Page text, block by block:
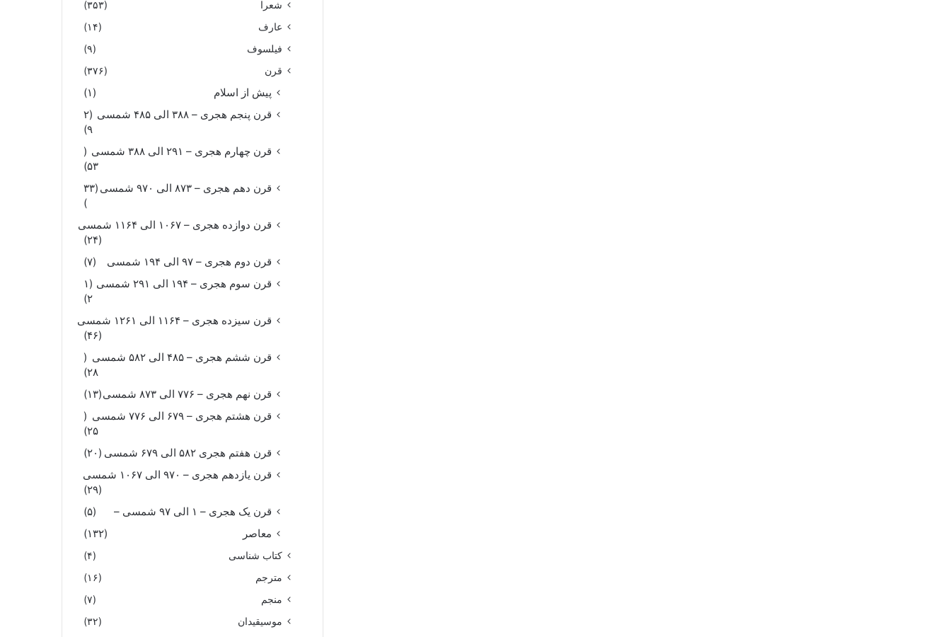
شعرا
(۳۵۳)
عارف
(۱۴)
فیلسوف
(۹)
قرن
(۳۷۶)
پیش از اسلام
(۱)
قرن پنجم هجری – ۳۸۸ الی ۴۸۵ شمسی
(۲
۹)
قرن چهارم هجری – ۲۹۱ الی ۳۸۸ شمسی
(
۵۳)
قرن دهم هجری – ۸۷۳ الی ۹۷۰ شمسی
(۳۳
)
قرن دوازده هجری – ۱۰۶۷ الی ۱۱۶۴ شمسی
(۲۴)
قرن دوم هجری – ۹۷ الی ۱۹۴ شمسی
(۷)
قرن سوم هجری – ۱۹۴ الی ۲۹۱ شمسی
(۱
۲)
قرن سیزده هجری – ۱۱۶۴ الی ۱۲۶۱ شمسی
(۴۶)
قرن ششم هجری – ۴۸۵ الی ۵۸۲ شمسی
(
۲۸)
قرن نهم هجری – ۷۷۶ الی ۸۷۳ شمسی
(۱۳)
قرن هشتم هجری – ۶۷۹ الی ۷۷۶ شمسی
(
۲۵)
قرن هفتم هجری ۵۸۲ الی ۶۷۹ شمسی
(۲۰)
قرن یازدهم هجری – ۹۷۰ الی ۱۰۶۷ شمسی
(۲۹)
قرن یک هجری – ۱ الی ۹۷ شمسی –
(۵)
معاصر
(۱۳۲)
کتاب شناسی
(۴)
مترجم
(۱۶)
منجم
(۷)
موسیقیدان
(۳۲)